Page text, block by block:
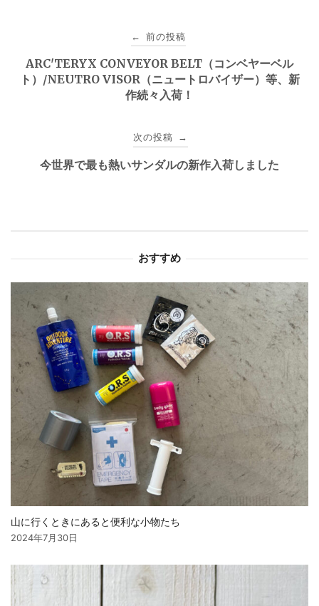
ナ
← 前の投稿
ARC'TERYX CONVEYOR BELT（コンベヤーベル
ト）/NEUTRO VISOR（ニュートロバイザー）等、新
作続々入荷！
次の投稿 →
今世界で最も熱いサンダルの新作入荷しました
おすすめ
山に行くときにあると便利な小物たち
2024年7月30日